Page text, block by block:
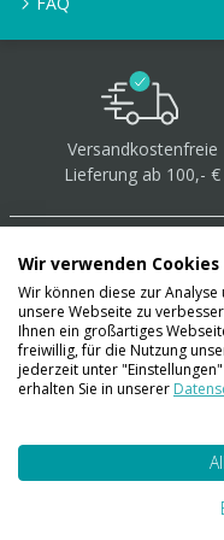
Versandkostenfreie
Lieferung ab 100,- €
Über 40.000 Artikel
Lager
Wir verwenden Cookies
Wir können diese zur
unsere Webseite zu
Ihnen ein großartiges
freiwillig, für die Nutzung
jederzeit unter
erhalten Sie in unserer